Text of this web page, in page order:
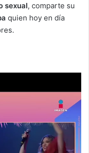
sexual, comparte su
quien hoy en día